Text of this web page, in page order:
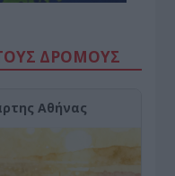
ΔΡΌΜΟΥΣ
Αθήνας